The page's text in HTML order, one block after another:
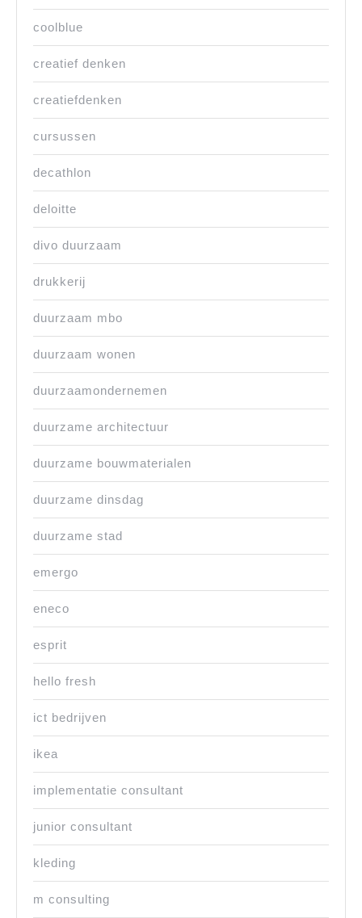
coolblue
creatief denken
creatiefdenken
cursussen
decathlon
deloitte
divo duurzaam
drukkerij
duurzaam mbo
duurzaam wonen
duurzaamondernemen
duurzame architectuur
duurzame bouwmaterialen
duurzame dinsdag
duurzame stad
emergo
eneco
esprit
hello fresh
ict bedrijven
ikea
implementatie consultant
junior consultant
kleding
m consulting